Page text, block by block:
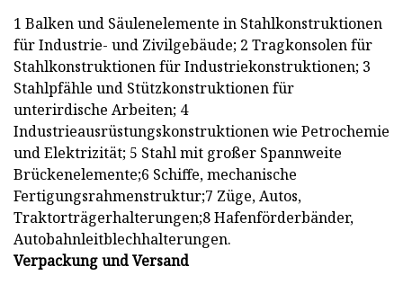
1 Balken und Säulenelemente in Stahlkonstruktionen
für Industrie- und Zivilgebäude; 2 Tragkonsolen für
Stahlkonstruktionen für Industriekonstruktionen; 3
Stahlpfähle und Stützkonstruktionen für
unterirdische Arbeiten; 4
Industrieausrüstungskonstruktionen wie Petrochemie
und Elektrizität; 5 Stahl mit großer Spannweite
Brückenelemente;6 Schiffe, mechanische
Fertigungsrahmenstruktur;7 Züge, Autos,
Traktorträgerhalterungen;8 Hafenförderbänder,
Autobahnleitblechhalterungen.
Verpackung und Versand